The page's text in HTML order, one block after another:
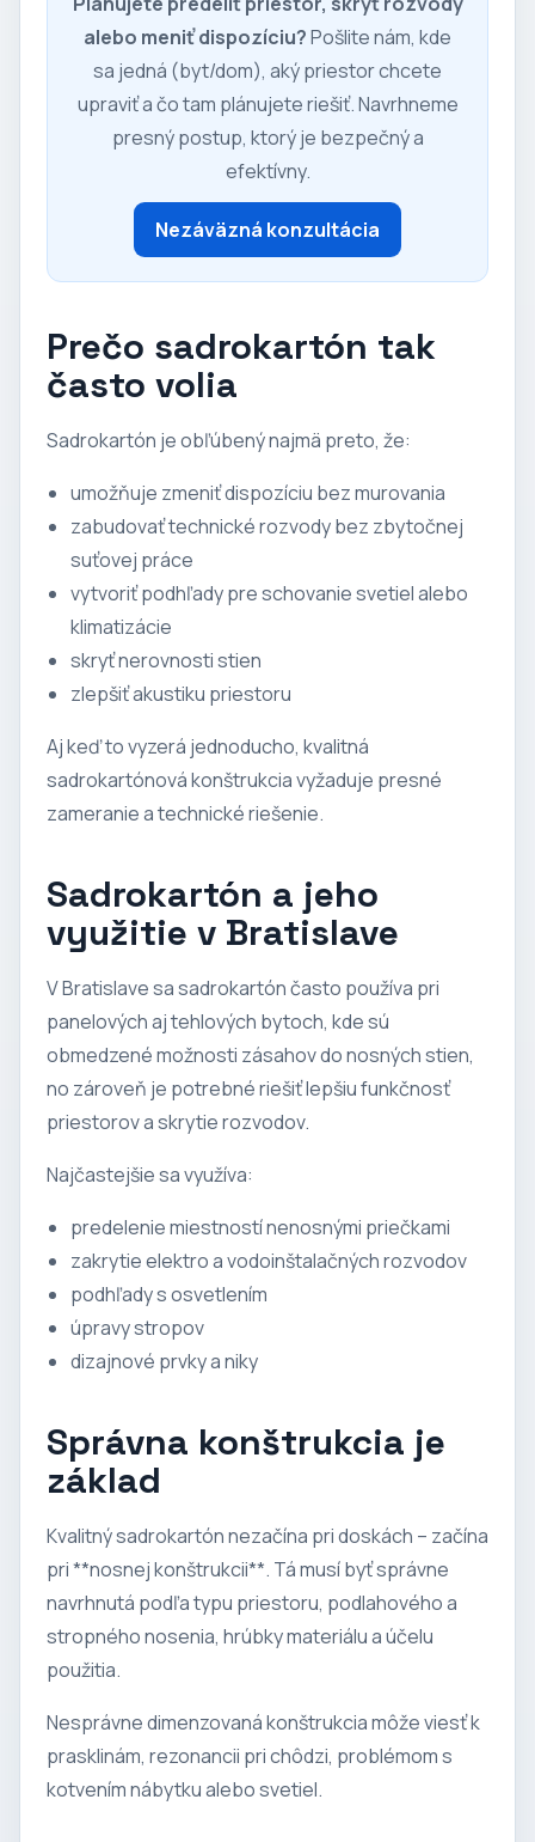
alebo meniť dispozíciu?Pošlite nám, kde
sa jedná (byt/dom), aký priestor chcete
upraviť a čo tam plánujete riešiť. Navrhneme
presný postup, ktorý je bezpečný a
efektívny.
Nezáväzná konzultácia
Prečo sadrokartón tak
často volia
Sadrokartón je obľúbený najmä preto, že:
umožňuje zmeniť dispozíciu bez murovania
zabudovať technické rozvody bez zbytočnej
suťovej práce
vytvoriť podhľady pre schovanie svetiel alebo
klimatizácie
skryť nerovnosti stien
zlepšiť akustiku priestoru
Aj keď to vyzerá jednoducho, kvalitná
sadrokartónová konštrukcia vyžaduje presné
zameranie a technické riešenie.
Sadrokartón a jeho
využitie v Bratislave
V Bratislave sa sadrokartón často používa pri
panelových aj tehlových bytoch, kde sú
obmedzené možnosti zásahov do nosných stien,
no zároveň je potrebné riešiť lepšiu funkčnosť
priestorov a skrytie rozvodov.
Najčastejšie sa využíva:
predelenie miestností nenosnými priečkami
zakrytie elektro a vodoinštalačných rozvodov
podhľady s osvetlením
úpravy stropov
dizajnové prvky a niky
Správna konštrukcia je
základ
Kvalitný sadrokartón nezačína pri doskách – začína
pri **nosnej konštrukcii**. Tá musí byť správne
navrhnutá podľa typu priestoru, podlahového a
stropného nosenia, hrúbky materiálu a účelu
použitia.
Nesprávne dimenzovaná konštrukcia môže viesť k
prasklinám, rezonancii pri chôdzi, problémom s
kotvením nábytku alebo svetiel.